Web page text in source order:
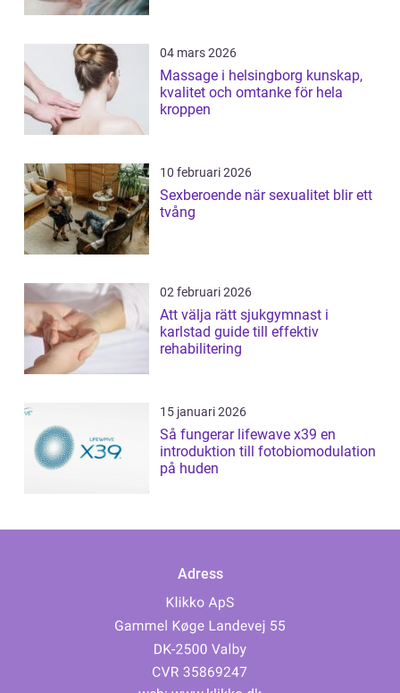
04 mars 2026
Massage i helsingborg kunskap,
kvalitet och omtanke för hela
kroppen
10 februari 2026
Sexberoende när sexualitet blir ett
tvång
02 februari 2026
Att välja rätt sjukgymnast i
karlstad guide till effektiv
rehabilitering
15 januari 2026
Så fungerar lifewave x39 en
introduktion till fotobiomodulation
på huden
Adress